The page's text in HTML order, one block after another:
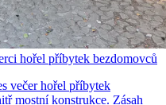
hořel příbytek bezdomovců
večer hořel příbytek
mostní konstrukce. Zásah